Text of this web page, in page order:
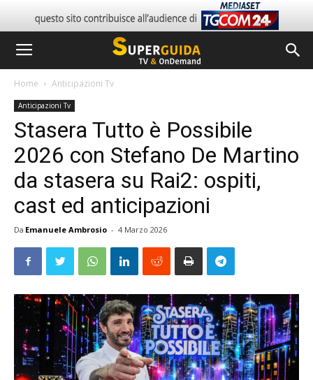
Home Anticipazioni Tv
Anticipazioni Tv
Stasera Tutto è Possibile
2026 con Stefano De Martino
da stasera su Rai2: ospiti,
cast ed anticipazioni
Da Emanuele Ambrosio - 4 Marzo 2026